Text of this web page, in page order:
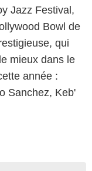
Jazz Festival,
Bowl de
qui
mieux dans le
année :
Sanchez, Keb'